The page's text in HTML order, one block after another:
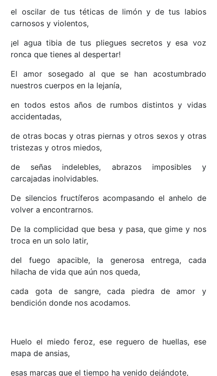
el oscilar de tus téticas de limón y de tus labios
carnosos y violentos,
¡el agua tibia de tus pliegues secretos y esa voz
ronca que tienes al despertar!
El amor sosegado al que se han acostumbrado
nuestros cuerpos en la lejanía,
en todos estos años de rumbos distintos y vidas
accidentadas,
de otras bocas y otras piernas y otros sexos y otras
tristezas y otros miedos,
de señas indelebles, abrazos imposibles y
carcajadas inolvidables.
De silencios fructíferos acompasando el anhelo de
volver a encontrarnos.
De la complicidad que besa y pasa, que gime y nos
troca en un solo latir,
del fuego apacible, la generosa entrega, cada
hilacha de vida que aún nos queda,
cada gota de sangre, cada piedra de amor y
bendición donde nos acodamos.
Huelo el miedo feroz, ese reguero de huellas, ese
mapa de ansias,
esas marcas que el tiempo ha venido dejándote,